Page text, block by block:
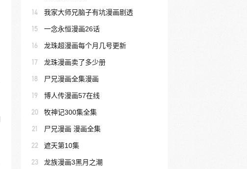
14 我家大师兄脑子有坑漫画剧透
15 一念永恒漫画26话
16 龙珠超漫画每个月几号更新
17 龙珠漫画卖了多少册
18 尸兄漫画全集漫画
19 博人传漫画57在线
20 牧神记300集全集
21 尸兄漫画 漫画全集
22 遮天第10集
23 龙族漫画3黑月之潮